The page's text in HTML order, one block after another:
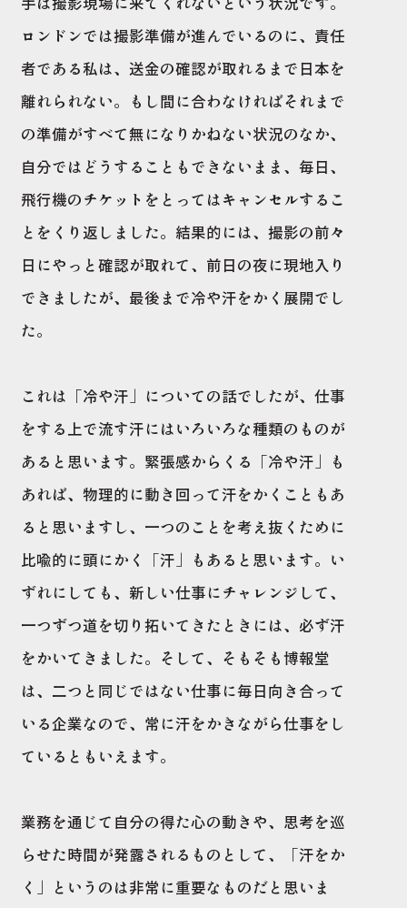
ロンドンでは撮影準備が進んでいるのに、責任
者である私は、送金の確認が取れるまで日本を
離れられない。もし間に合わなければそれまで
の準備がすべて無になりかねない状況のなか、
自分ではどうすることもできないまま、毎日、
飛行機のチケットをとってはキャンセルするこ
とをくり返しました。結果的には、撮影の前々
日にやっと確認が取れて、前日の夜に現地入り
できましたが、最後まで冷や汗をかく展開でし
た。
これは「冷や汗」についての話でしたが、仕事
をする上で流す汗にはいろいろな種類のものが
あると思います。緊張感からくる「冷や汗」も
あれば、物理的に動き回って汗をかくこともあ
ると思いますし、一つのことを考え抜くために
比喩的に頭にかく「汗」もあると思います。い
ずれにしても、新しい仕事にチャレンジして、
一つずつ道を切り拓いてきたときには、必ず汗
をかいてきました。そして、そもそも博報堂
は、二つと同じではない仕事に毎日向き合って
いる企業なので、常に汗をかきながら仕事をし
ているともいえます。
業務を通じて自分の得た心の動きや、思考を巡
らせた時間が発露されるものとして、「汗をか
く」というのは非常に重要なものだと思いま